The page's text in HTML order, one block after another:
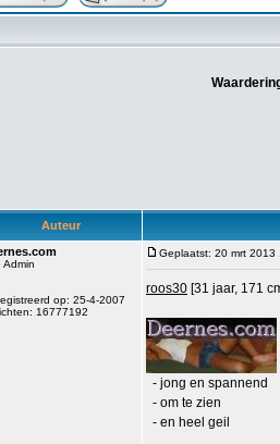
Auteur
Admin
op: 25-4-2007
16777192
Geplaatst: 20 mrt 2013
roos30 [31 jaar, 171
- jong en spannend
- om te zien
- en heel geil